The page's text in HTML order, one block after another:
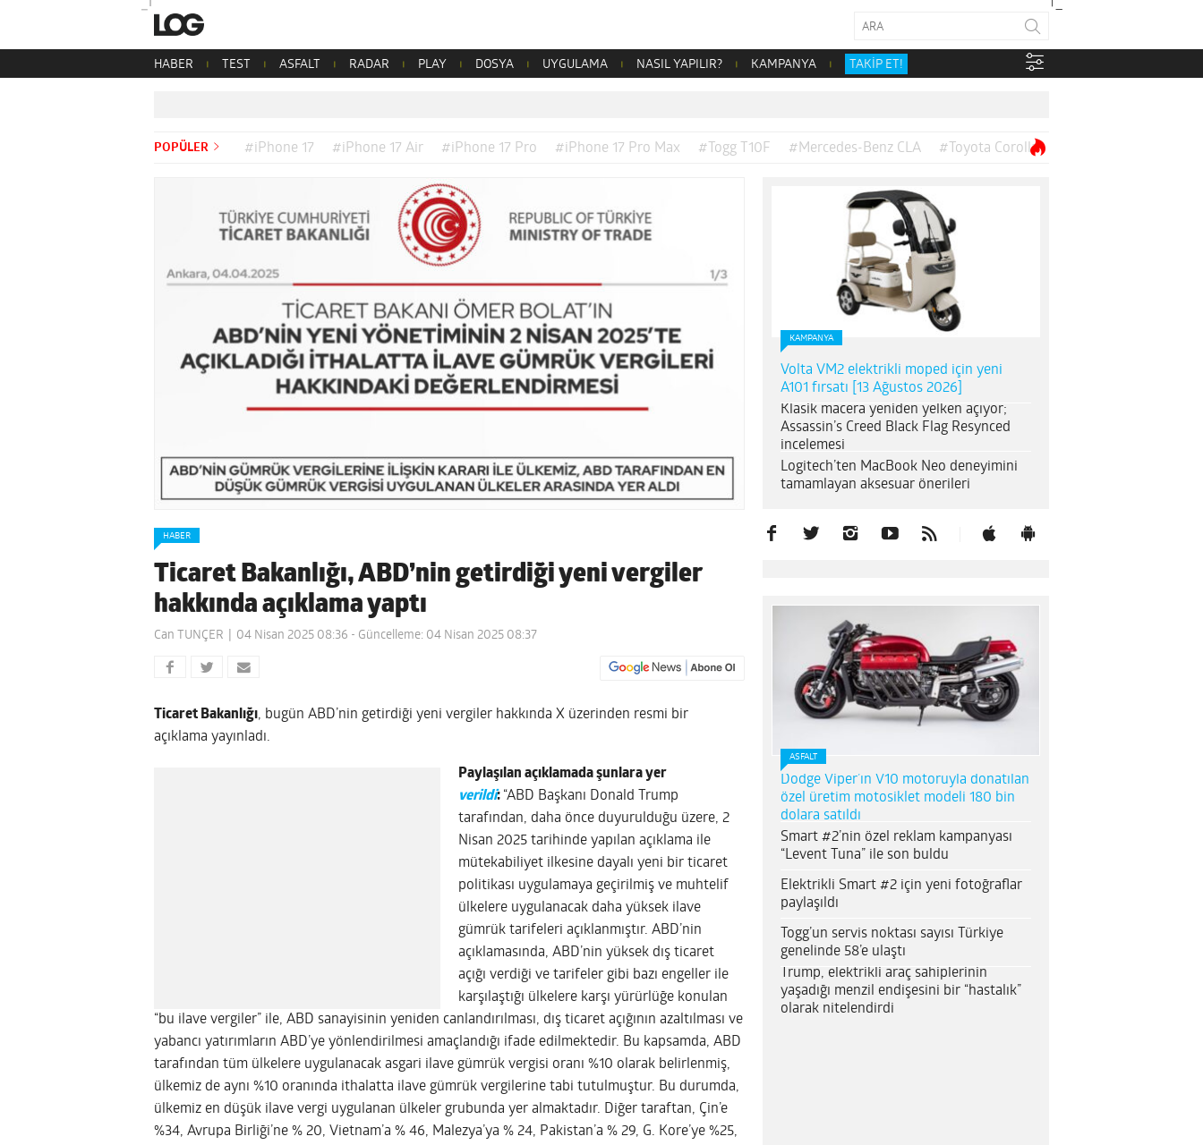
HABER TEST ASFALT RADAR PLAY DOSYA UYGULAMA NASIL YAPILIR? KAMPANYA TAKİP ET!
POPÜLER #iPhone 17 #iPhone 17 Air #iPhone 17 Pro #iPhone 17 Pro Max #Togg T10F #Mercedes-Benz CLA #Toyota Corolla
HABER
Ticaret Bakanlığı, ABD’nin getirdiği yeni vergiler
hakkında açıklama yaptı
Can TUNÇER 04 Nisan 2025 08:36 - Güncelleme: 04 Nisan 2025 08:37
Ticaret Bakanlığı, bugün ABD’nin getirdiği yeni vergiler hakkında X üzerinden resmi bir
açıklama yayınladı.
Paylaşılan açıklamada şunlara yer
verildi: “ABD Başkanı Donald Trump
tarafından, daha önce duyurulduğu üzere, 2
Nisan 2025 tarihinde yapılan açıklama ile
mütekabiliyet ilkesine dayalı yeni bir ticaret
politikası uygulamaya geçirilmiş ve muhtelif
ülkelere uygulanacak daha yüksek ilave
gümrük tarifeleri açıklanmıştır. ABD’nin
açıklamasında, ABD’nin yüksek dış ticaret
açığı verdiği ve tarifeler gibi bazı engeller ile
karşılaştığı ülkelere karşı yürürlüğe konulan
“bu ilave vergiler” ile, ABD sanayisinin yeniden canlandırılması, dış ticaret açığının azaltılması ve
yabancı yatırımların ABD’ye yönlendirilmesi amaçlandığı ifade edilmektedir. Bu kapsamda, ABD
tarafından tüm ülkelere uygulanacak asgari ilave gümrük vergisi oranı %10 olarak belirlenmiş,
ülkemiz de aynı %10 oranında ithalatta ilave gümrük vergilerine tabi tutulmuştur. Bu durumda,
ülkemiz en düşük ilave vergi uygulanan ülkeler grubunda yer almaktadır. Diğer taraftan, Çin’e
%34, Avrupa Birliği’ne % 20, Vietnam’a % 46, Malezya’ya % 24, Pakistan’a % 29, G. Kore’ye %25,
KAMPANYA
Volta VM2 elektrikli moped için yeni
A101 fırsatı [13 Ağustos 2026]
Klasik macera yeniden yelken açıyor;
Assassin’s Creed Black Flag Resynced
incelemesi
Logitech’ten MacBook Neo deneyimini
tamamlayan aksesuar önerileri
ASFALT
Dodge Viper’ın V10 motoruyla donatılan
özel üretim motosiklet modeli 180 bin
dolara satıldı
Smart #2’nin özel reklam kampanyası
“Levent Tuna” ile son buldu
Elektrikli Smart #2 için yeni fotoğraflar
paylaşıldı
Togg’un servis noktası sayısı Türkiye
genelinde 58’e ulaştı
Trump, elektrikli araç sahiplerinin
yaşadığı menzil endişesini bir “hastalık”
olarak nitelendirdi